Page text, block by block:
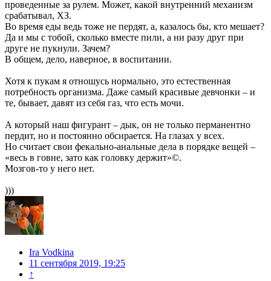
проведенные за рулем. Может, какой внутренний механизм
срабатывал, ХЗ.
Во время еды ведь тоже не пердят, а, казалось бы, кто мешает?
Да и мы с тобой, сколько вместе пили, а ни разу друг при
друге не пукнули. Зачем?
В общем, дело, наверное, в воспитании.
Хотя к пукам я отношусь нормально, это естественная
потребность организма. Даже самый красивые девчонки – и
те, бывает, давят из себя газ, что есть мочи.
А который наш фигурант – дык, он не только перманентно
пердит, но и постоянно обсирается. На глазах у всех.
Но считает свои фекально-анальные дела в порядке вещей –
«весь в говне, зато как головку держит»©.
Мозгов-то у него нет.
)))
Ira Vodkina
11 сентября 2019, 19:25
↑